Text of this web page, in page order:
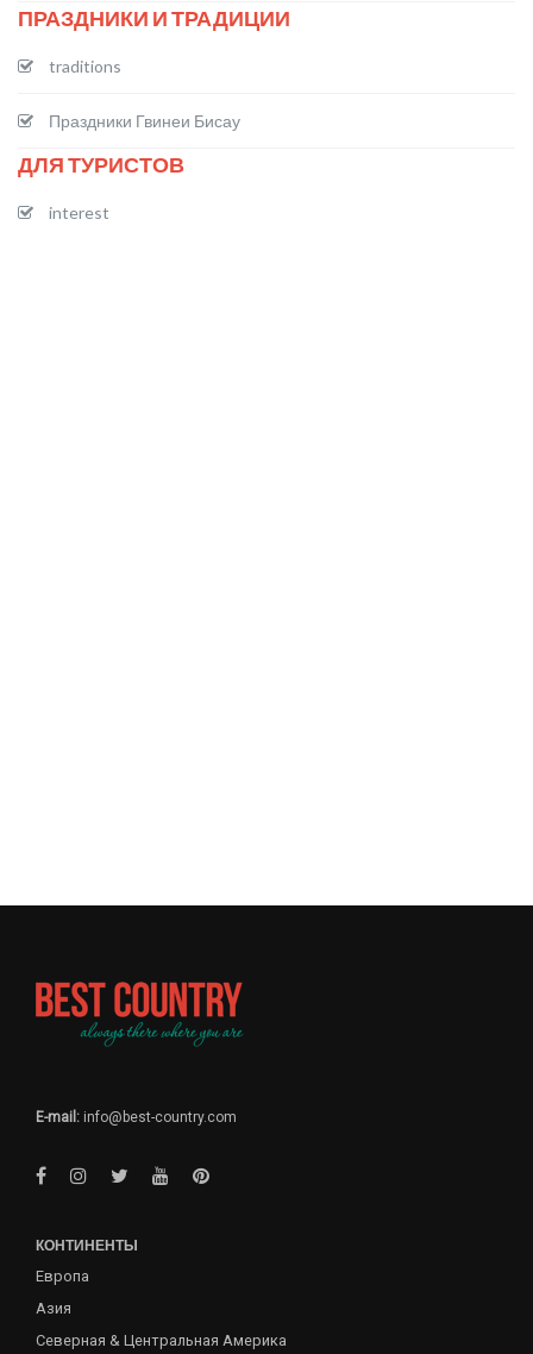
ПРАЗДНИКИ И ТРАДИЦИИ
traditions
Праздники Гвинеи Бисау
ДЛЯ ТУРИСТОВ
interest
E-mail: info@best-country.com
КОНТИНЕНТЫ
Европа
Азия
Северная & Центральная Америка